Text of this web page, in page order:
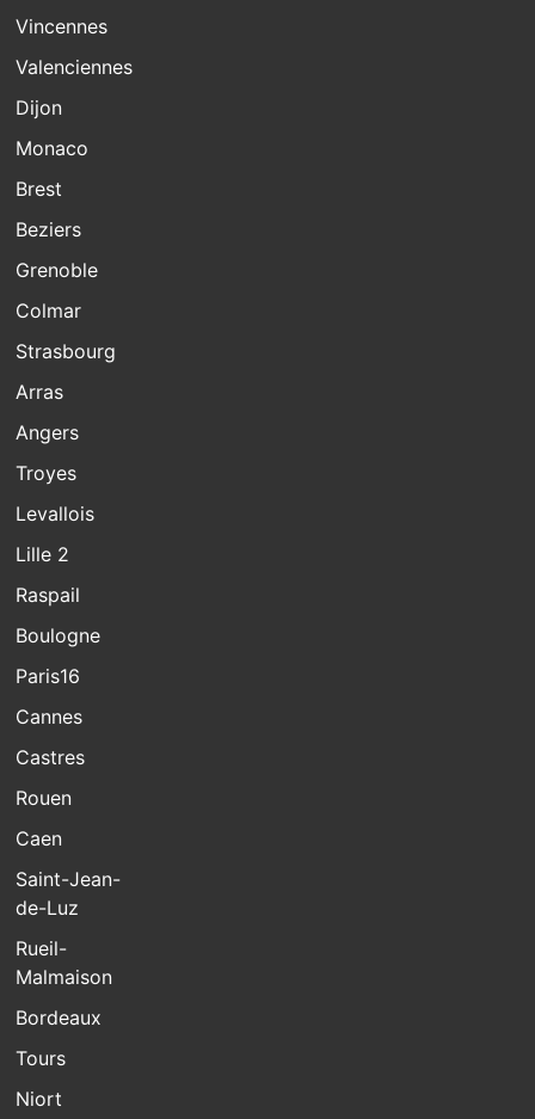
Vincennes
Valenciennes
Dijon
Monaco
Brest
Beziers
Grenoble
Colmar
Strasbourg
Arras
Angers
Troyes
Levallois
Lille 2
Raspail
Boulogne
Paris16
Cannes
Castres
Rouen
Caen
Saint-Jean-
de-Luz
Rueil-
Malmaison
Bordeaux
Tours
Niort